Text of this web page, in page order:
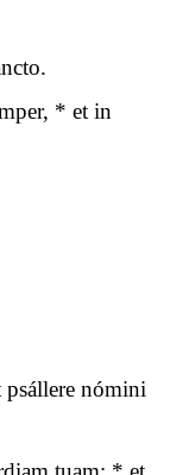
* et in
nómini